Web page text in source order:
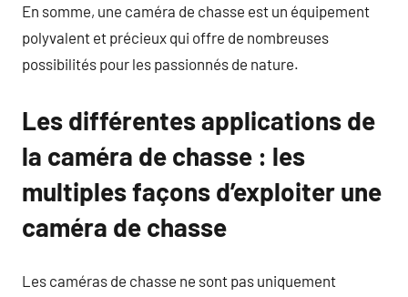
En somme, une caméra de chasse est un équipement
polyvalent et précieux qui offre de nombreuses
possibilités pour les passionnés de nature.
Les différentes applications de
la caméra de chasse : les
multiples façons d’exploiter une
caméra de chasse
Les caméras de chasse ne sont pas uniquement